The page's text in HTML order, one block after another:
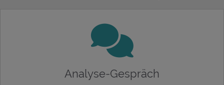
Analyse-Gespräch